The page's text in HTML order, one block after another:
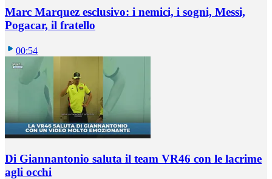
Marc Marquez esclusivo: i nemici, i sogni, Messi,
Pogacar, il fratello
00:54
Di Giannantonio saluta il team VR46 con le lacrime
agli occhi